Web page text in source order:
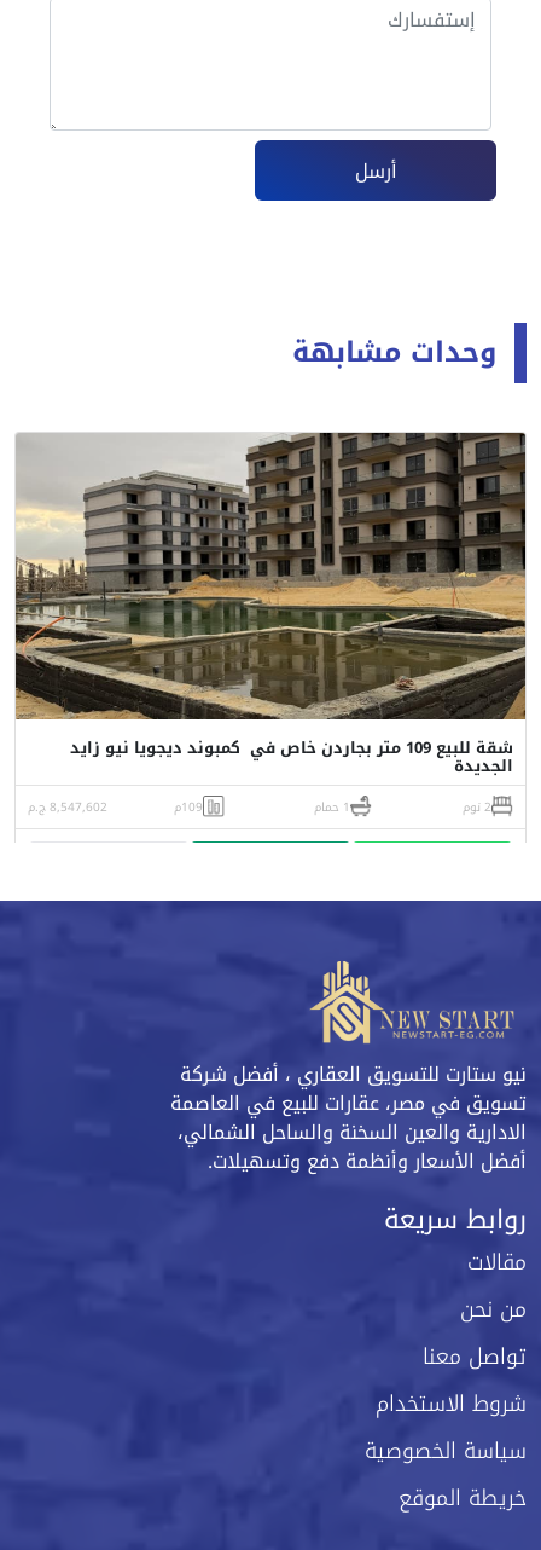
أرسل
وحدات مشابهة
شقة للبيع 109 متر بجاردن خاص في كمبوند ديجويا نيو زايد
الجديدة
2 نوم 1 حمام 109م 8,547,602 ج.م
نيو ستارت للتسويق العقاري ، أفضل شركة
تسويق في مصر، عقارات للبيع في العاصمة
الادارية والعين السخنة والساحل الشمالي،
أفضل الأسعار وأنظمة دفع وتسهيلات.
روابط سريعة
مقالات
من نحن
تواصل معنا
شروط الاستخدام
سياسة الخصوصية
خريطة الموقع